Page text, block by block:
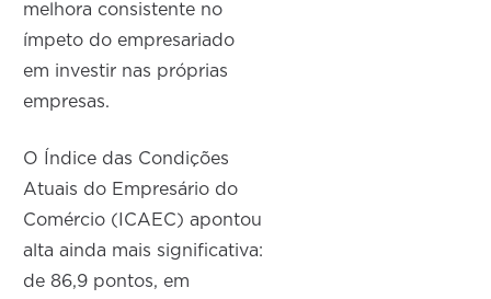
melhora consistente no
ímpeto do empresariado
em investir nas próprias
empresas.
O Índice das Condições
Atuais do Empresário do
Comércio (ICAEC) apontou
alta ainda mais significativa:
de 86,9 pontos, em